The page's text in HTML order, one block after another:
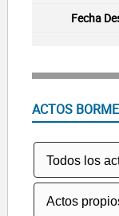
ACTOS